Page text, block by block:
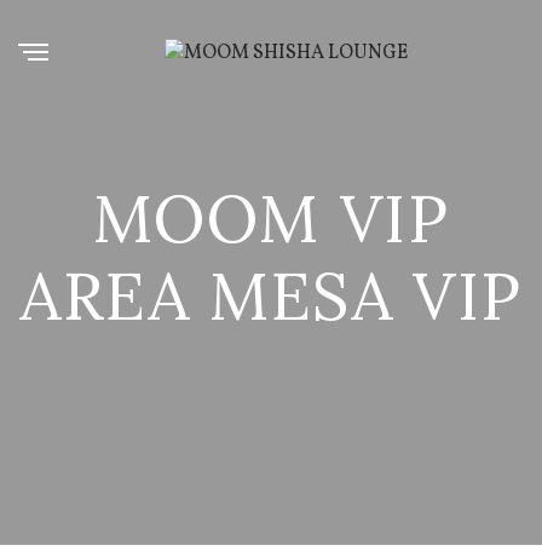
MOOM VIP
AREA MESA VIP